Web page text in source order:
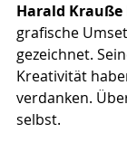
Harald Krauße
grafische
gezeichnet.
Kreativität
verdanken.
selbst.